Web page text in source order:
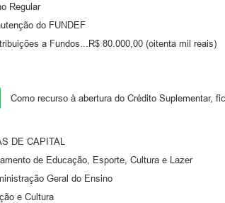
Regular
do FUNDEF
a Fundos...R$ 80.000,00 (oitenta mil reais)
Como recurso à abertura do Crédito Suplementar,
DE CAPITAL
de Educação, Esporte, Cultura e Lazer
Geral do Ensino
e Cultura